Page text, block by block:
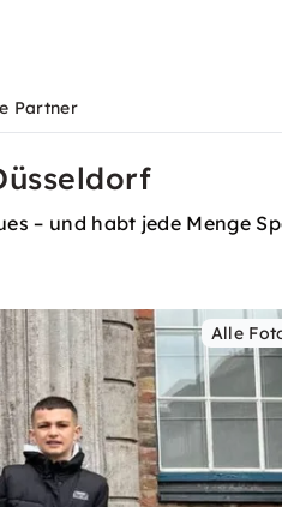
Partner
– und habt jede Menge
Alle